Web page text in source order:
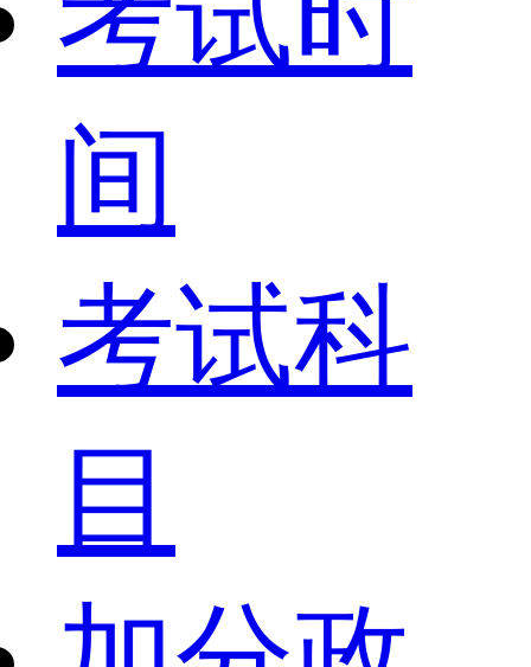
间
考试科
目